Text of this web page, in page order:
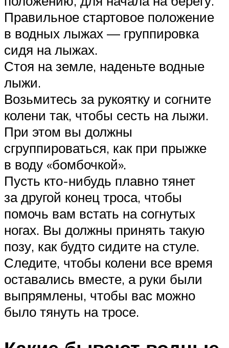
Правильное стартовое положение
в водных лыжах — группировка
сидя на лыжах.
Стоя на земле, наденьте водные
лыжи.
Возьмитесь за рукоятку и согните
колени так, чтобы сесть на лыжи.
При этом вы должны
сгруппироваться, как при прыжке
в воду «бомбочкой».
Пусть кто-нибудь плавно тянет
за другой конец троса, чтобы
помочь вам встать на согнутых
ногах. Вы должны принять такую
позу, как будто сидите на стуле.
Следите, чтобы колени все время
оставались вместе, а руки были
выпрямлены, чтобы вас можно
было тянуть на тросе.